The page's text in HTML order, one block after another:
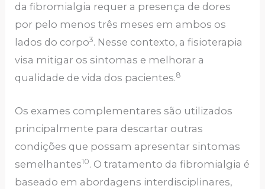
da fibromialgia requer a presença de dores
por pelo menos três meses em ambos os
lados do corpo3. Nesse contexto, a fisioterapia
visa mitigar os sintomas e melhorar a
qualidade de vida dos pacientes.8
Os exames complementares são utilizados
principalmente para descartar outras
condições que possam apresentar sintomas
semelhantes10. O tratamento da fibromialgia é
baseado em abordagens interdisciplinares,